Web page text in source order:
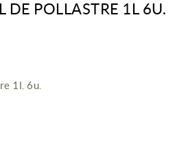
DE POLLASTRE 1L 6U.
1l. 6u.